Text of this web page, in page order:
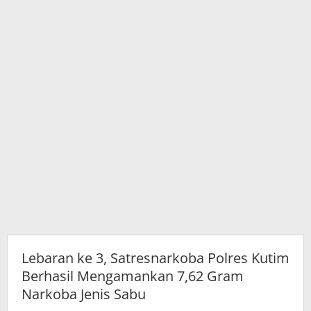
Lebaran ke 3, Satresnarkoba Polres Kutim
Berhasil Mengamankan 7,62 Gram
Narkoba Jenis Sabu